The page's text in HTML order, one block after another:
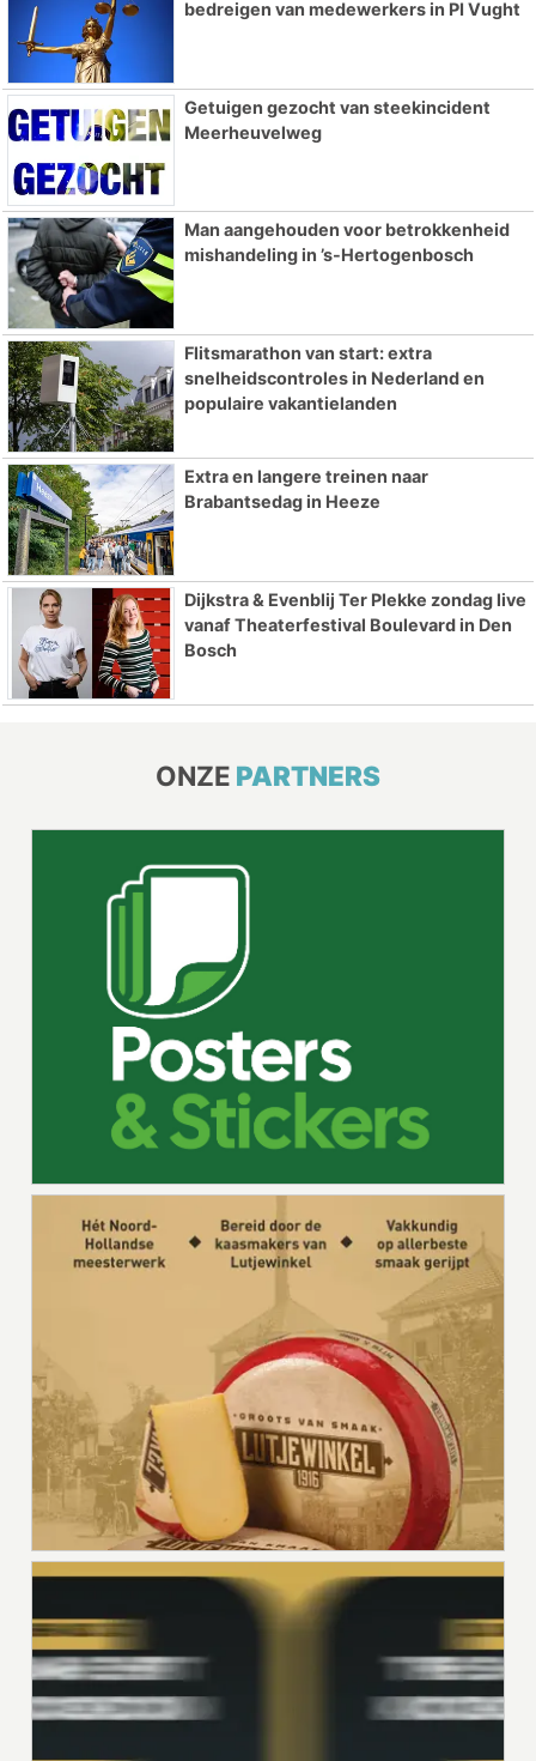
bedreigen van medewerkers in PI Vught
Getuigen gezocht van steekincident
Meerheuvelweg
Man aangehouden voor betrokkenheid
mishandeling in ’s-Hertogenbosch
Flitsmarathon van start: extra
snelheidscontroles in Nederland en
populaire vakantielanden
Extra en langere treinen naar
Brabantsedag in Heeze
Dijkstra & Evenblij Ter Plekke zondag live
vanaf Theaterfestival Boulevard in Den
Bosch
ONZE PARTNERS